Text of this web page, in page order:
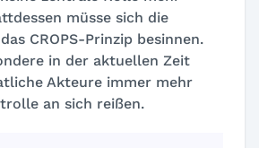
müsse sich die
CROPS-Prinzip besinnen.
in der aktuellen Zeit
Akteure immer mehr
an sich reißen.